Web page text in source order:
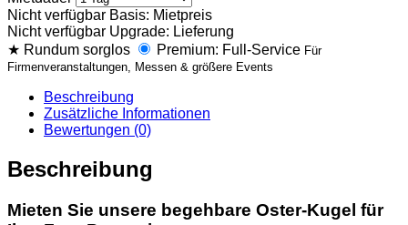
e
h
b
a
r
r
K
Nicht verfügbar Basis: Mietpreis
Nicht verfügbar Upgrade: Lieferung
★ Rundum sorglos Premium: Full-Service Für
Firmenveranstaltungen, Messen & größere Events
Beschreibung
Zusätzliche Informationen
Bewertungen (0)
Beschreibung
Mieten Sie unsere begehbare Oster-Kugel für